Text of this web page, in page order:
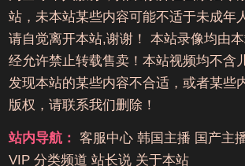
站，未本站某些内容可能不适于未成年
请自觉离开本站,谢谢！ 本站录像均由
经允许禁止转载售卖！本站视频均不含
发现本站的某些内容不合适，或者某些
版权，请联系我们删除！
站内导航： 客服中心 韩国主播 国产主
VIP 分类频道 站长说 关于本站